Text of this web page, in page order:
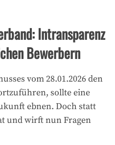
Intransparenz
Bewerbern
vom 28.01.2026 den
sollte eine
ebnen. Doch statt
und wirft nun Fragen